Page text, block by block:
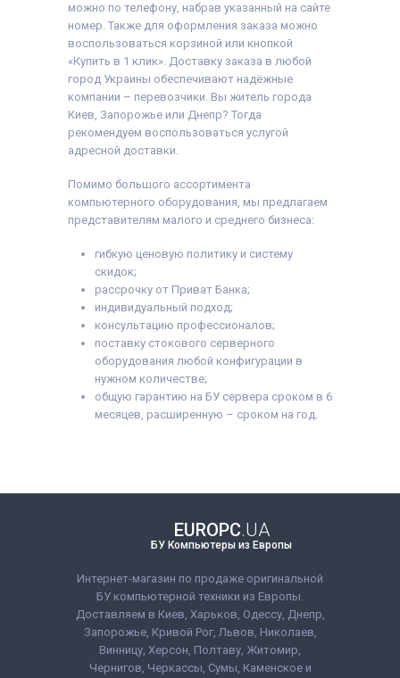
можно по телефону, набрав указанный на сайте
номер. Также для оформления заказа можно
воспользоваться корзиной или кнопкой
«Купить в 1 клик». Доставку заказа в любой
город Украины обеспечивают надёжные
компании – перевозчики. Вы житель города
Киев, Запорожье или Днепр? Тогда
рекомендуем воспользоваться услугой
адресной доставки.
Помимо большого ассортимента
компьютерного оборудования, мы предлагаем
представителям малого и среднего бизнеса:
гибкую ценовую политику и систему
скидок;
рассрочку от Приват Банка;
индивидуальный подход;
консультацию профессионалов;
поставку стокового серверного
оборудования любой конфигурации в
нужном количестве;
общую гарантию на БУ сервера сроком в 6
месяцев, расширенную – сроком на год.
EUROPC.UA
БУ Компьютеры из Европы
Интернет-магазин по продаже оригинальной
БУ компьютерной техники из Европы.
Доставляем в Киев, Харьков, Одессу, Днепр,
Запорожье, Кривой Рог, Львов, Николаев,
Винницу, Херсон, Полтаву, Житомир,
Чернигов, Черкассы, Сумы, Каменское и